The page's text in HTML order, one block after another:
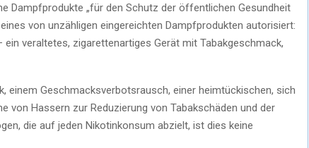
Dampfprodukte „für den Schutz der öffentlichen Gesundheit
von unzähligen eingereichten Dampfprodukten autorisiert:
veraltetes, zigarettenartiges Gerät mit Tabakgeschmack,
einem Geschmacksverbotsrausch, einer heimtückischen, sich
von Hassern zur Reduzierung von Tabakschäden und der
die auf jeden Nikotinkonsum abzielt, ist dies keine